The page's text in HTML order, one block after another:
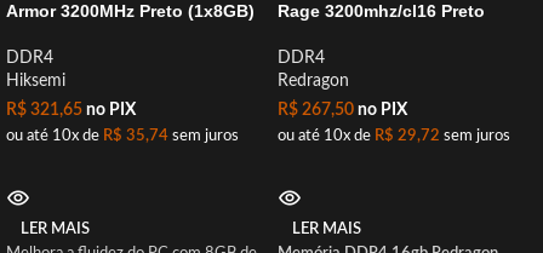
Armor 3200MHz Preto (1x8GB)
DDR4
Hiksemi
R$ 321,65 no PIX
ou até 10x de R$ 35,74 sem juros
LER MAIS
Rage 3200mhz/cl16 Preto
DDR4
Redragon
R$ 267,50 no PIX
ou até 10x de R$ 29,72 sem juros
LER MAIS